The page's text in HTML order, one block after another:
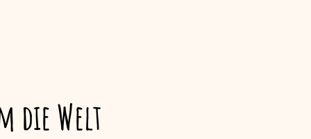
die Welt